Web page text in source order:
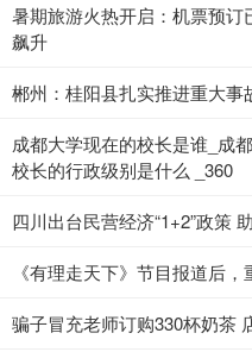
暑期旅游火热开启：机票预
飙升
郴州：桂阳县扎实推进重大
成都大学现在的校长是谁_成
校长的行政级别是什么 _360
四川出台民营经济“1+2”政策
《有理走天下》节目报道后